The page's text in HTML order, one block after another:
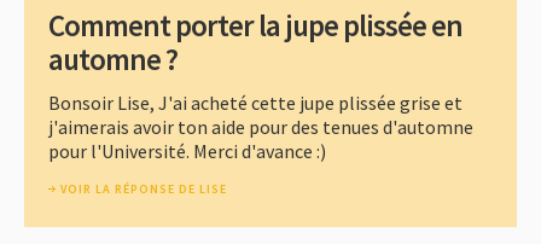
Comment porter la jupe plissée en
automne ?
Bonsoir Lise, J'ai acheté cette jupe plissée grise et
j'aimerais avoir ton aide pour des tenues d'automne
pour l'Université. Merci d'avance :)
VOIR LA RÉPONSE DE LISE